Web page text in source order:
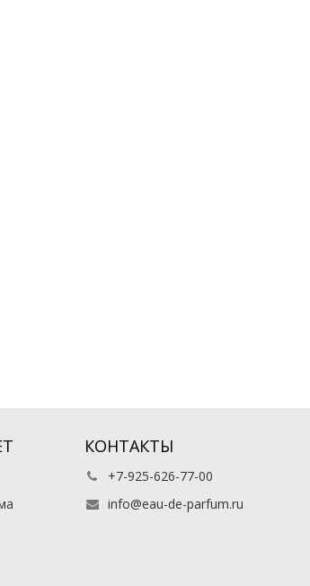
КОНТАКТЫ
+7-925-626-77-00
info@eau-de-parfum.ru